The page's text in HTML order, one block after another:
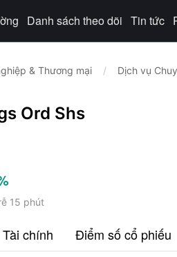
Danh sách theo dõi Tin tức
& Thương mại / Dịch vụ
Ord Shs
15 phút
Tài chính Điểm số cổ phiếu